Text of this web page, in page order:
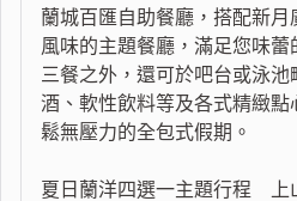
蘭城百匯自助餐廳，搭配新月
風味的主題餐廳，滿足您味蕾
三餐之外，還可於吧台或泳池
酒、軟性飲料等及各式精緻點
鬆無壓力的全包式假期。
夏日蘭洋四選一主題行程 上